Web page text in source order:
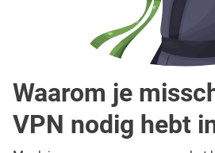
Waarom je
VPN nodig hebt